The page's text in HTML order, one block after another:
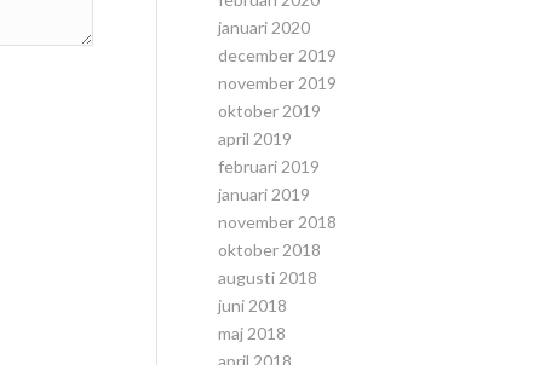
januari 2020
december 2019
november 2019
oktober 2019
april 2019
februari 2019
januari 2019
november 2018
oktober 2018
augusti 2018
juni 2018
maj 2018
april 2018